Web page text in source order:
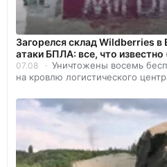
Загорелся склад Wildberries в
атаки БПЛА: все, что известно
07.08
Уничтожены восемь
на кровлю логистического